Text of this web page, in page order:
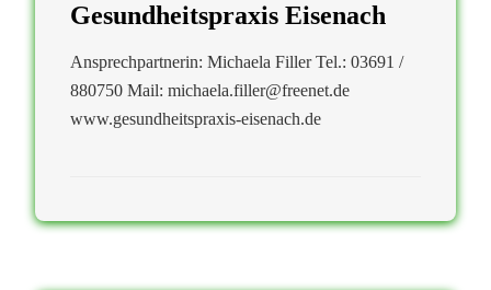
Gesundheitspraxis Eisenach
Ansprechpartnerin: Michaela Filler Tel.: 03691 /
880750 Mail: michaela.filler@freenet.de
www.gesundheitspraxis-eisenach.de